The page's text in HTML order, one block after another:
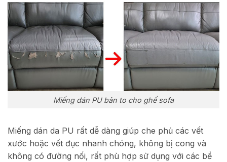
Miếng dán PU bản to cho ghế sofa
Miếng dán da PU rất dễ dàng giúp che phủ các vết
xước hoặc vết đục nhanh chóng, không bị cong và
không có đường nối, rất phù hợp sử dụng với các bề